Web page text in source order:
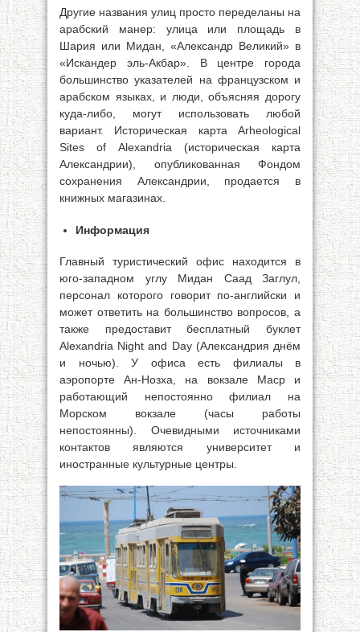
Другие названия улиц просто переделаны на
арабский манер: улица или площадь в
Шария или Мидан, «Александр Великий» в
«Искандер эль-Акбар». В центре города
большинство указателей на французском и
арабском языках, и люди, объясняя дорогу
куда-либо, могут использовать любой
вариант. Историческая карта Arheological
Sites of Alexandria (историческая карта
Александрии), опубликованная Фондом
сохранения Александрии, продается в
книжных магазинах.
Информация
Главный туристический офис находится в
юго-западном углу Мидан Саад Заглул,
персонал которого говорит по-английски и
может ответить на большинство вопросов, а
также предоставит бесплатный буклет
Alexandria Night and Day (Александрия днём
и ночью). У офиса есть филиалы в
аэропорте Ан-Нозха, на вокзале Маср и
работающий непостоянно филиал на
Морском вокзале (часы работы
непостоянны). Очевидными источниками
контактов являются университет и
иностранные культурные центры.